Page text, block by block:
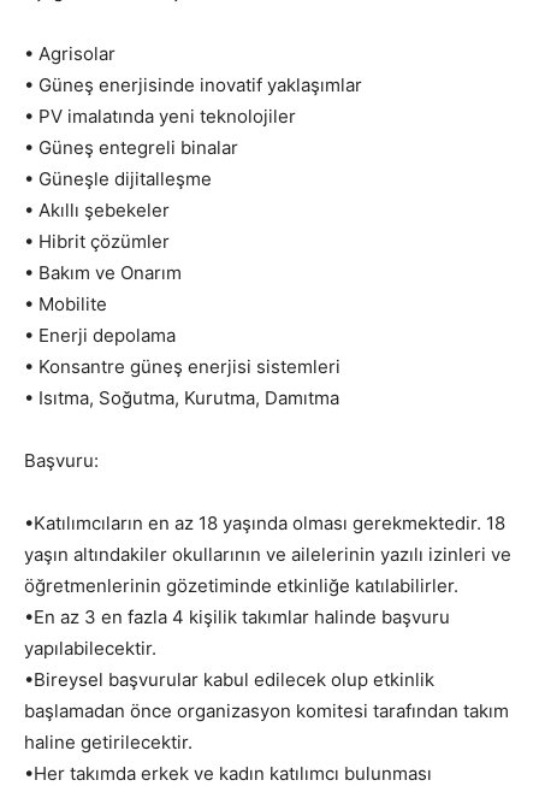
• Agrisolar
• Güneş enerjisinde inovatif yaklaşımlar
• PV imalatında yeni teknolojiler
• Güneş entegreli binalar
• Güneşle dijitalleşme
• Akıllı şebekeler
• Hibrit çözümler
• Bakım ve Onarım
• Mobilite
• Enerji depolama
• Konsantre güneş enerjisi sistemleri
• Isıtma, Soğutma, Kurutma, Damıtma
Başvuru:
•Katılımcıların en az 18 yaşında olması gerekmektedir. 18
yaşın altındakiler okullarının ve ailelerinin yazılı izinleri ve
öğretmenlerinin gözetiminde etkinliğe katılabilirler.
•En az 3 en fazla 4 kişilik takımlar halinde başvuru
yapılabilecektir.
•Bireysel başvurular kabul edilecek olup etkinlik
başlamadan önce organizasyon komitesi tarafından takım
haline getirilecektir.
•Her takımda erkek ve kadın katılımcı bulunması